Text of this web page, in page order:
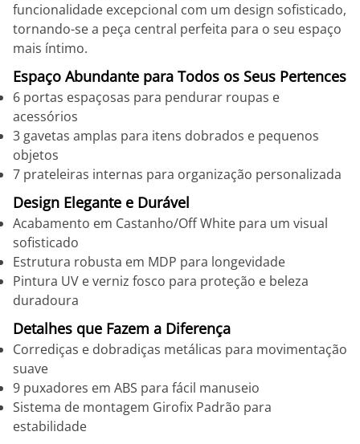
funcionalidade excepcional com um design sofisticado,
tornando-se a peça central perfeita para o seu espaço
mais íntimo.
Espaço Abundante para Todos os Seus Pertences
6 portas espaçosas para pendurar roupas e
acessórios
3 gavetas amplas para itens dobrados e pequenos
objetos
7 prateleiras internas para organização personalizada
Design Elegante e Durável
Acabamento em Castanho/Off White para um visual
sofisticado
Estrutura robusta em MDP para longevidade
Pintura UV e verniz fosco para proteção e beleza
duradoura
Detalhes que Fazem a Diferença
Corrediças e dobradiças metálicas para movimentação
suave
9 puxadores em ABS para fácil manuseio
Sistema de montagem Girofix Padrão para
estabilidade